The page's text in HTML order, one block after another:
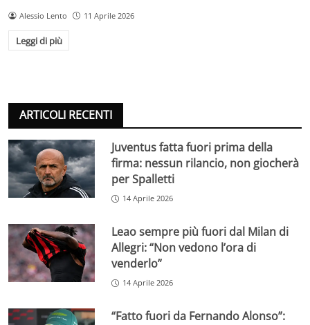
Alessio Lento 11 Aprile 2026
Leggi di più
ARTICOLI RECENTI
Juventus fatta fuori prima della
firma: nessun rilancio, non giocherà
per Spalletti
14 Aprile 2026
Leao sempre più fuori dal Milan di
Allegri: “Non vedono l’ora di
venderlo”
14 Aprile 2026
“Fatto fuori da Fernando Alonso”: